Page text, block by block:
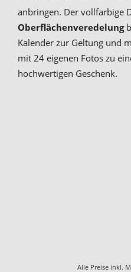
anbringen. Der vollfarbige
Oberflächenveredelung
Kalender zur Geltung und
mit 24 eigenen Fotos zu
hochwertigen Geschenk.
Alle Preise inkl.